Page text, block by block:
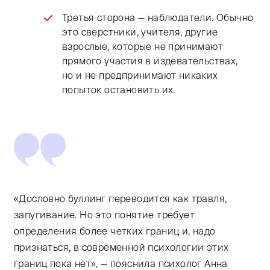
Третья сторона — наблюдатели. Обычно
это сверстники, учителя, другие
взрослые, которые не принимают
прямого участия в издевательствах,
но и не предпринимают никаких
попыток остановить их.
«Дословно буллинг переводится как травля,
запугивание. Но это понятие требует
определения более четких границ и, надо
признаться, в современной психологии этих
границ пока нет», — пояснила психолог Анна